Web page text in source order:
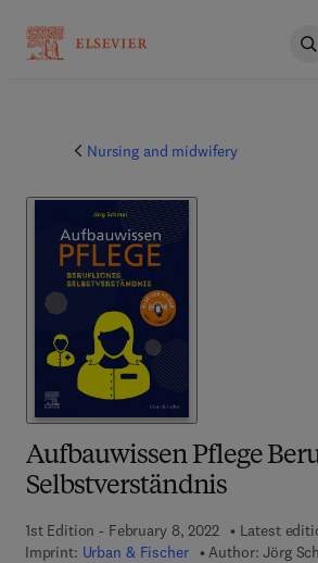
Nursing and midwifery
Aufbauwissen Pflege
Selbstverständnis
1st Edition - February 8, 2022
Latest
Imprint: Urban & Fischer Author: Jörg